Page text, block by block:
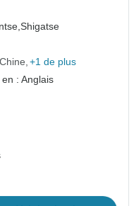
Shigatse
+1 de plus
: Anglais